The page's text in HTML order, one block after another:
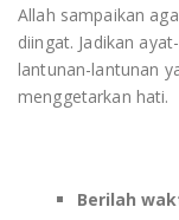
Allah sampaikan
diingat. Jadikan
lantunan-lantunan
menggetarkan hati.
Berilah